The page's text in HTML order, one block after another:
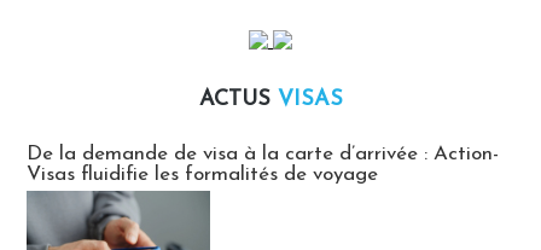
ACTUS VISAS
De la demande de visa à la carte d’arrivée : Action-
Visas fluidifie les formalités de voyage